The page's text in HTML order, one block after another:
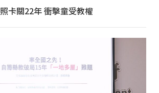
卡關22年 衝擊童受教權